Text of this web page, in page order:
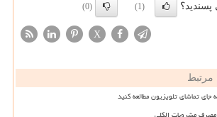
(1)
(0)
X
مرتبط
تماشای تلویزیون مطالعه کنید